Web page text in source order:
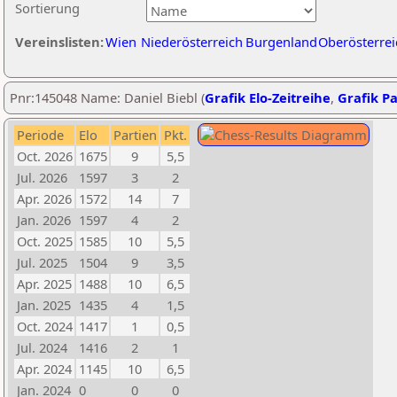
Sortierung
Vereinslisten:Wien Niederösterreich Burgenland
Pnr:145048 Name: Daniel Biebl (Grafik Elo-Zeitreihe, Grafik
Periode Elo Partien Pkt.
Oct. 2026 1675 9
5,5
Jul. 2026
1597 3
2
Apr. 2026 1572 14
7
Jan. 2026 1597 4
2
Oct. 2025 1585 10
5,5
Jul. 2025
1504 9
3,5
Apr. 2025 1488 10
6,5
Jan. 2025 1435 4
1,5
Oct. 2024 1417 1
0,5
Jul. 2024
1416 2
1
Apr. 2024 1145 10
6,5
Jan. 2024 0 0 0